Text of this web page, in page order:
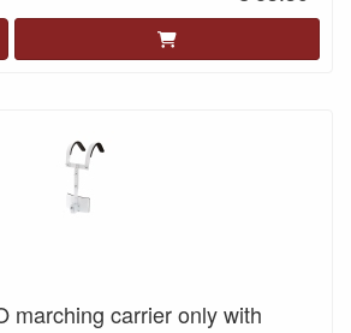
marching carrier only with